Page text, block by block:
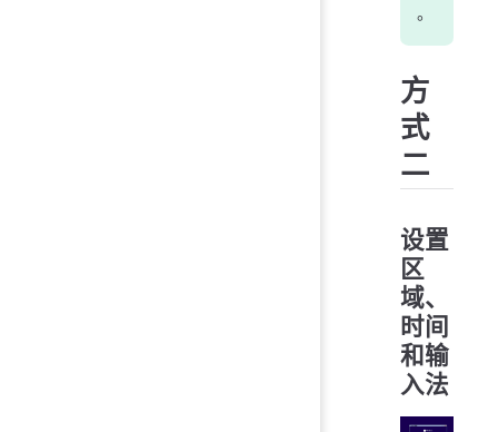
。
方
式
二
设置
区
域、
时间
和输
入法